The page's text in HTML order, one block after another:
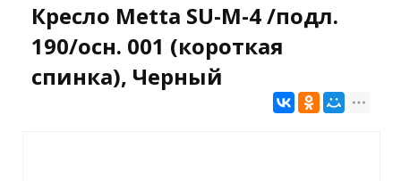
Кресло Metta SU-M-4 /подл.
190/осн. 001 (короткая
спинка), Черный